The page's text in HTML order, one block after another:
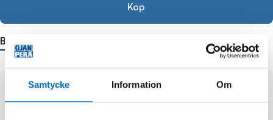
Samtycke Information Om
Köp
Beskrivning
- gängad ventil (gänga 7/16")
- propan/butanblandning 35 % / 65 %